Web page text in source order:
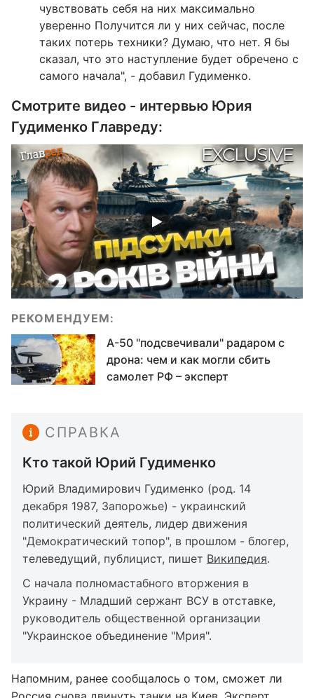
чувствовать себя на них максимально
уверенно Получится ли у них сейчас, после
таких потерь техники? Думаю, что нет. Я бы
сказал, что это наступление будет обречено с
самого начала", - добавил Гудименко.
Смотрите видео - интервью Юрия
Гудименко Главреду:
РЕКОМЕНДУЕМ:
А-50 "подсвечивали" радаром с
дрона: чем и как могли сбить
самолет РФ – эксперт
СПРАВКА
Кто такой Юрий Гудименко
Юрий Владимирович Гудименко (род. 14
декабря 1987, Запорожье) - украинский
политический деятель, лидер движения
"Демократический топор", в прошлом - блогер,
телеведущий, публицист, пишет Википедия.
С начала полномастабного вторжения в
Украину - Младший сержант ВСУ в отставке,
руководитель общественной организации
"Украинское объединение "Мрия".
Напомним, ранее сообщалось о том, сможет ли